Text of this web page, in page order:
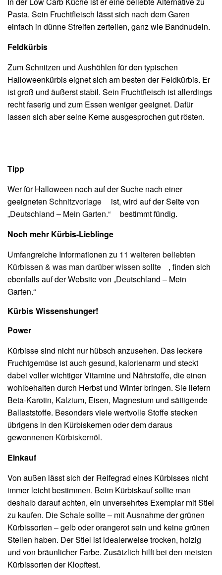
Pasta. Sein Fruchtfleisch lässt sich nach dem Garen
einfach in dünne Streifen zerteilen, ganz wie Bandnudeln.
Feldkürbis
Zum Schnitzen und Aushöhlen für den typischen
Halloweenkürbis eignet sich am besten der Feldkürbis. Er
ist groß und äußerst stabil. Sein Fruchtfleisch ist allerdings
recht faserig und zum Essen weniger geeignet. Dafür
lassen sich aber seine Kerne ausgesprochen gut rösten.
Tipp
Wer für Halloween noch auf der Suche nach einer
geeigneten Schnitzvorlage
ist, wird auf der Seite von
„Deutschland – Mein Garten.“
bestimmt fündig.
Noch mehr Kürbis-Lieblinge
Umfangreiche Informationen zu 11 weiteren beliebten
Kürbissen & was man darüber wissen sollte
, finden sich
ebenfalls auf der Website von „Deutschland – Mein
Garten.“
Kürbis Wissenshunger!
Power
Kürbisse sind nicht nur hübsch anzusehen. Das leckere
Fruchtgemüse ist auch gesund, kalorienarm und steckt
dabei voller wichtiger Vitamine und Nährstoffe, die einen
wohlbehalten durch Herbst und Winter bringen. Sie liefern
Beta-Karotin, Kalzium, Eisen, Magnesium und sättigende
Ballaststoffe. Besonders viele wertvolle Stoffe stecken
übrigens in den Kürbiskernen oder dem daraus
gewonnenen Kürbiskernöl.
Einkauf
Von außen lässt sich der Reifegrad eines Kürbisses nicht
immer leicht bestimmen. Beim Kürbiskauf sollte man
deshalb darauf achten, ein unversehrtes Exemplar mit Stiel
zu kaufen. Die Schale sollte – mit Ausnahme der grünen
Kürbissorten – gelb oder orangerot sein und keine grünen
Stellen haben. Der Stiel ist idealerweise trocken, holzig
und von bräunlicher Farbe. Zusätzlich hilft bei den meisten
Kürbissorten der Klopftest.